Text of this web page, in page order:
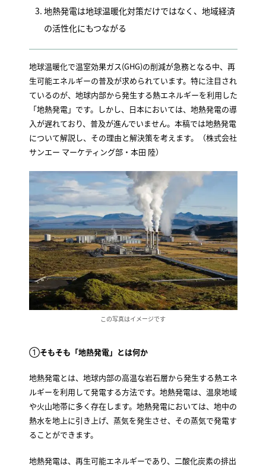
地熱発電は地球温暖化対策だけではなく、地域経済
の活性化にもつながる
地球温暖化で温室効果ガス(GHG)の削減が急務となる中、再
生可能エネルギーの普及が求められています。特に注目され
ているのが、地球内部から発生する熱エネルギーを利用した
「地熱発電」です。しかし、日本においては、地熱発電の導
入が遅れており、普及が進んでいません。本稿では地熱発電
について解説し、その理由と解決策を考えます。（株式会社
サンエー マーケティング部・本田 陸）
この写真はイメージです
①そもそも「地熱発電」とは何か
地熱発電とは、地球内部の高温な岩石層から発生する熱エネ
ルギーを利用して発電する方法です。地熱発電は、温泉地域
や火山地帯に多く存在します。地熱発電においては、地中の
熱水を地上に引き上げ、蒸気を発生させ、その蒸気で発電す
ることができます。
地熱発電は、再生可能エネルギーであり、二酸化炭素の排出